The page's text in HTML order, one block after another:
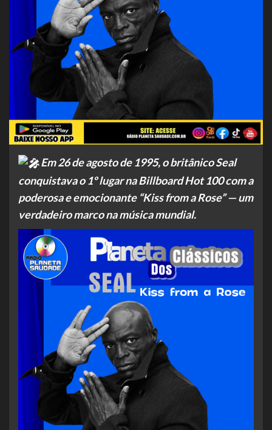
Em 26 de agosto de 1995, o britânico Seal
conquistava o 1º lugar na Billboard Hot 100 com a
poderosa e emocionante “Kiss from a Rose” — um
verdadeiro marco na música mundial.